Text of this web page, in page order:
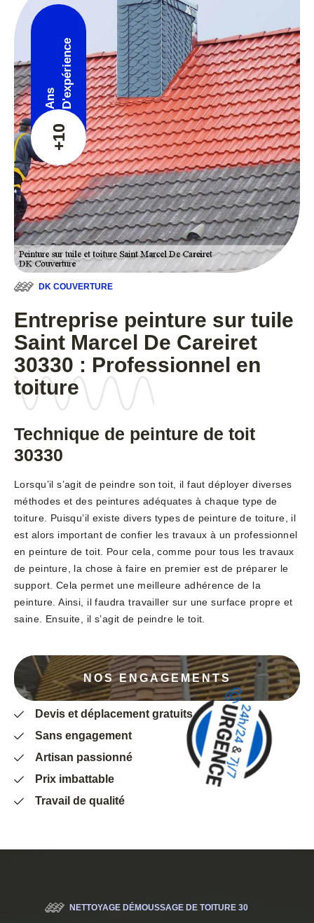
+10
Ans D'expérience
DK COUVERTURE
Entreprise peinture sur tuile
Saint Marcel De Careiret
30330 : Professionnel en
toiture
Technique de peinture de toit
30330
Lorsqu’il s’agit de peindre son toit, il faut déployer diverses
méthodes et des peintures adéquates à chaque type de
toiture. Puisqu’il existe divers types de peinture de toiture, il
est alors important de confier les travaux à un professionnel
en peinture de toit. Pour cela, comme pour tous les travaux
de peinture, la chose à faire en premier est de préparer le
support. Cela permet une meilleure adhérence de la
peinture. Ainsi, il faudra travailler sur une surface propre et
saine. Ensuite, il s’agit de peindre le toit.
NOS ENGAGEMENTS
Devis et déplacement gratuits
Sans engagement
Artisan passionné
Prix imbattable
Travail de qualité
NETTOYAGE DÉMOUSSAGE DE TOITURE 30